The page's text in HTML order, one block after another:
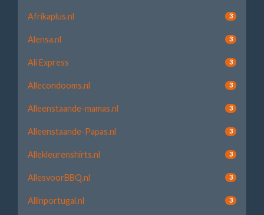
Afrikaplus.nl 3
Alensa.nl 3
Ali Express 3
Allecondooms.nl 3
Alleenstaande-mamas.nl 3
Alleenstaande-Papas.nl 3
Allekleurenshirts.nl 3
AllesvoorBBQ.nl 3
Allinportugal.nl 3